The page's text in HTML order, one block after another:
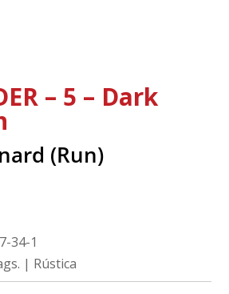
– 5 – Dark
(Run)
34-1
| Rústica